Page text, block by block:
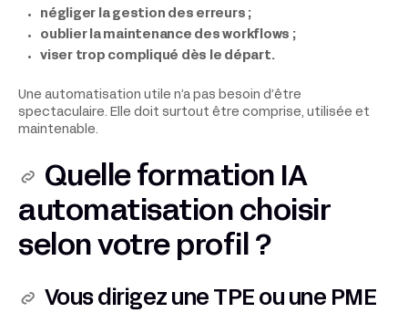
négliger la gestion des erreurs ;
oublier la maintenance des workflows ;
viser trop compliqué dès le départ.
Une automatisation utile n’a pas besoin d’être
spectaculaire. Elle doit surtout être comprise, utilisée et
maintenable.
Quelle formation IA
automatisation choisir
selon votre profil ?
Vous dirigez une TPE ou une PME